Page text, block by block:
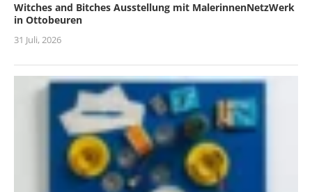
Witches and Bitches Ausstellung mit MalerinnenNetzWerk
in Ottobeuren
31 Juli, 2026